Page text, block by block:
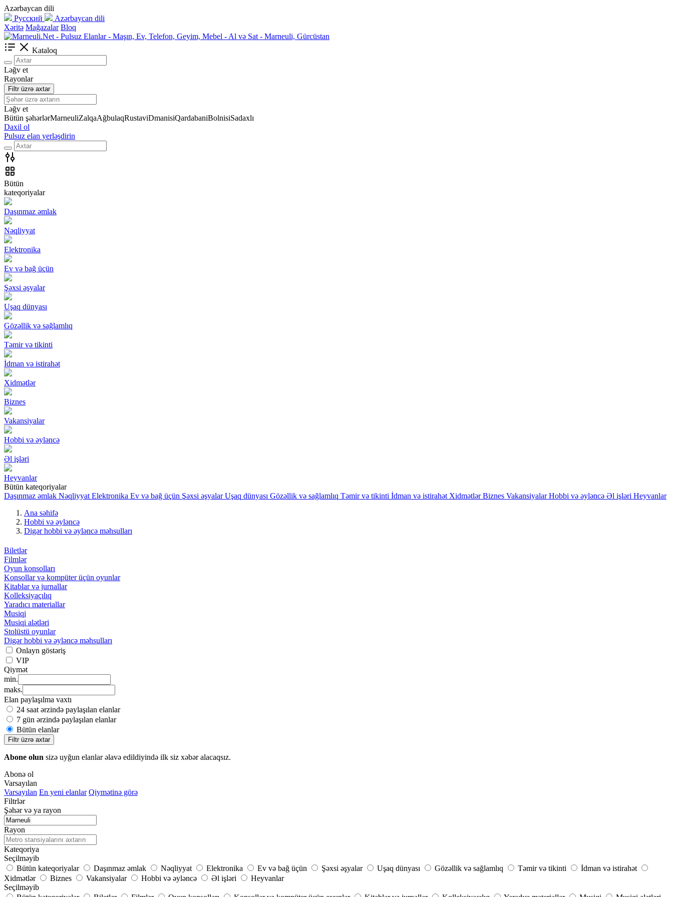
Azərbaycan dili
Русский
Azərbaycan dili
Xəritə Mağazalar Bloq
Kataloq
Ləğv et
Rayonlar
Filtr üzrə axtar
Ləğv et
Bütün şəhərlərMarneuliZalqaAğbulaqRustaviDmanisiQardabaniBolnisiSadaxlı
Daxil ol
Pulsuz elan yerləşdirin
Bütün
kateqoriyalar
Daşınmaz əmlak
Nəqliyyat
Elektronika
Ev və bağ üçün
Şəxsi əşyalar
Uşaq dünyası
Gözəllik və sağlamlıq
Təmir və tikinti
İdman və istirahət
Xidmətlər
Biznes
Vakansiyalar
Hobbi və əyləncə
Əl işləri
Heyvanlar
Bütün kateqoriyalar
Daşınmaz əmlak Nəqliyyat Elektronika Ev və bağ üçün Şəxsi əşyalar Uşaq dünyası Gözəllik və sağlamlıq Təmir və tikinti İdman və istirahət Xidmətlər Biznes Vakansiyalar Hobbi və əyləncə Əl işləri Heyvanlar
Ana səhifə
Hobbi və əyləncə
Digər hobbi və əyləncə məhsulları
Biletlər
Filmlər
Oyun konsolları
Konsollar və kompüter üçün oyunlar
Kitablar və jurnallar
Kolleksiyaçılıq
Yaradıcı materiallar
Musiqi
Musiqi alətləri
Stolüstü oyunlar
Digər hobbi və əyləncə məhsulları
Onlayn göstəriş
VIP
Qiymət
min.
maks.
Elan paylaşılma vaxtı
24 saat ərzində paylaşılan elanlar
7 gün ərzində paylaşılan elanlar
Bütün elanlar
Filtr üzrə axtar
Abone olun sizə uyğun elanlar əlavə edildiyində ilk siz xəbər alacaqsız.
Abonə ol
Varsayılan
Varsayılan En yeni elanlar Qiymətinə görə
Filtrlər
Şəhər və ya rayon
Rayon
Kateqoriya
Seçilməyib
Bütün kateqoriyalar
Daşınmaz əmlak Nəqliyyat Elektronika Ev və bağ üçün Şəxsi əşyalar Uşaq dünyası Gözəllik və sağlamlıq Təmir və tikinti
İdman və istirahət
Xidmətlər
Biznes Vakansiyalar Hobbi və əyləncə Əl işləri
Heyvanlar
Seçilməyib